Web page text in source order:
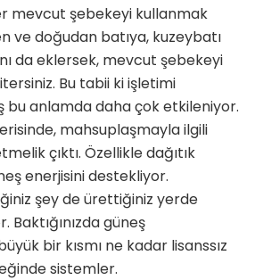
mevcut şebekeyi kullanmak
ve doğudan batıya, kuzeybatı
da eklersek, mevcut şebekeyi
Bu tabii ki işletimi
bu anlamda daha çok etkileniyor.
mahsuplaşmay­la ilgili
çıktı. Özellikle dağıtık
enerjisini destekliyor.
şey de ürettiğiniz yerde
gü­neş
bir kısmı ne kadar lisanssız
sistemler.